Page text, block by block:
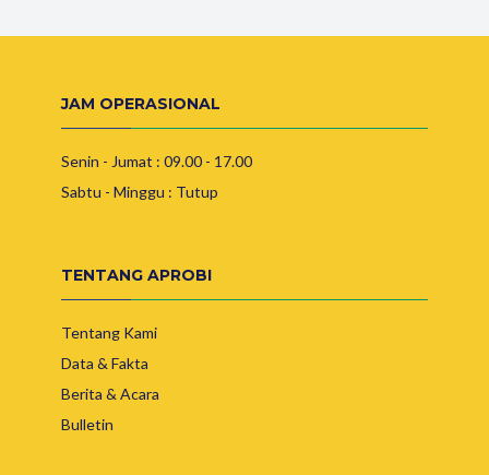
JAM OPERASIONAL
Senin - Jumat : 09.00 - 17.00
Sabtu - Minggu : Tutup
TENTANG APROBI
Tentang Kami
Data & Fakta
Berita & Acara
Bulletin